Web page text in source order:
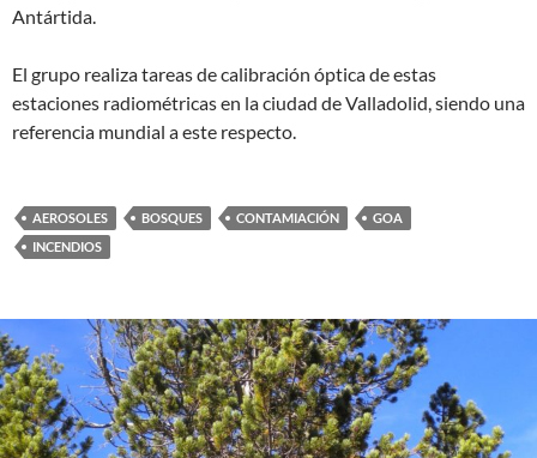
Antártida.
El grupo realiza tareas de calibración óptica de estas
estaciones radiométricas en la ciudad de Valladolid, siendo una
referencia mundial a este respecto.
AEROSOLES BOSQUES CONTAMIACIÓN
GOA
INCENDIOS